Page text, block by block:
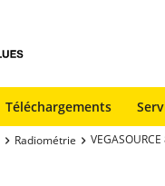
Téléchargements
Radiométrie